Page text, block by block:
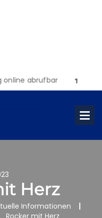
abrufbar
Herz
Informationen
Rocker mit Herz